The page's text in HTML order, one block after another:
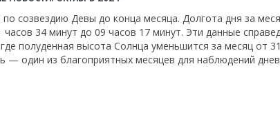
созвездию Девы до конца месяца. Долгота дня за
часов 34 минут до 09 часов 17 минут. Эти данные
полуденная высота Солнца уменьшится за месяц от
— один из благоприятных месяцев для наблюдений